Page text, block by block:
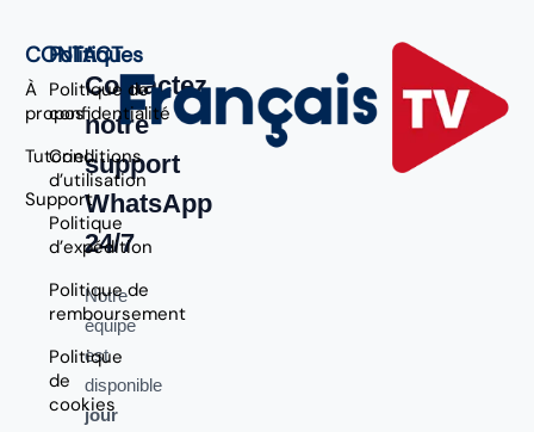
CONTACT
À
propos
Tutoriel
Support
Politiques
Politique de
confidentialité
Conditions
d’utilisation
Politique
d’expédition
Politique de
remboursement
Politique
de
cookies
Contactez
notre
support
WhatsApp
24/7
Notre
équipe
est
disponible
jour